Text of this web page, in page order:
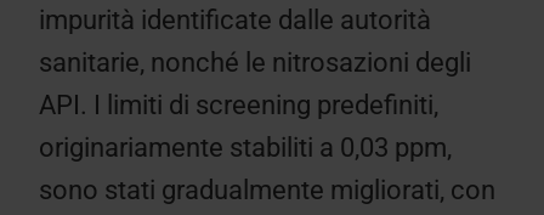
impurità identificate dalle autorità
sanitarie, nonché le nitrosazioni degli
API. I limiti di screening predefiniti,
originariamente stabiliti a 0,03 ppm,
sono stati gradualmente migliorati, con